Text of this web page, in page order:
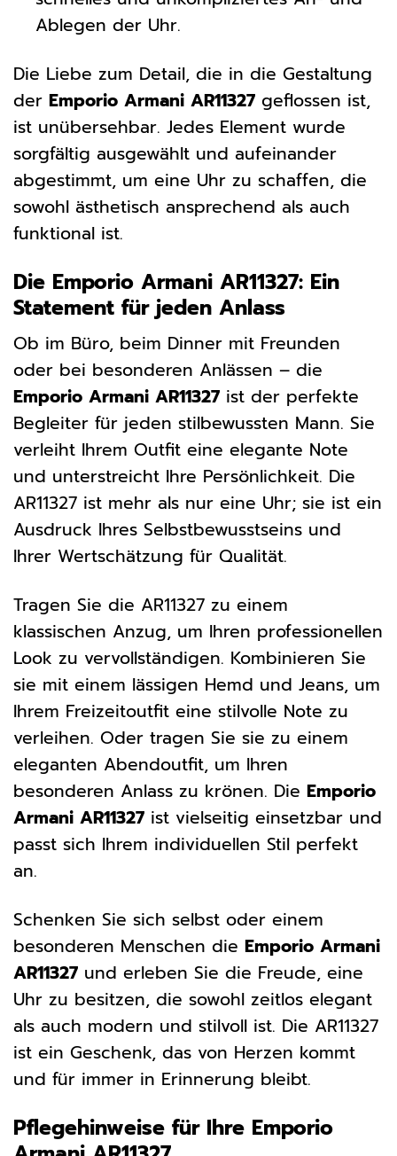
Ablegen der Uhr.
Die Liebe zum Detail, die in die Gestaltung
der Emporio Armani AR11327 geflossen ist,
ist unübersehbar. Jedes Element wurde
sorgfältig ausgewählt und aufeinander
abgestimmt, um eine Uhr zu schaffen, die
sowohl ästhetisch ansprechend als auch
funktional ist.
Die Emporio Armani AR11327: Ein
Statement für jeden Anlass
Ob im Büro, beim Dinner mit Freunden
oder bei besonderen Anlässen – die
Emporio Armani AR11327 ist der perfekte
Begleiter für jeden stilbewussten Mann. Sie
verleiht Ihrem Outfit eine elegante Note
und unterstreicht Ihre Persönlichkeit. Die
AR11327 ist mehr als nur eine Uhr; sie ist ein
Ausdruck Ihres Selbstbewusstseins und
Ihrer Wertschätzung für Qualität.
Tragen Sie die AR11327 zu einem
klassischen Anzug, um Ihren professionellen
Look zu vervollständigen. Kombinieren Sie
sie mit einem lässigen Hemd und Jeans, um
Ihrem Freizeitoutfit eine stilvolle Note zu
verleihen. Oder tragen Sie sie zu einem
eleganten Abendoutfit, um Ihren
besonderen Anlass zu krönen. Die Emporio
Armani AR11327 ist vielseitig einsetzbar und
passt sich Ihrem individuellen Stil perfekt
an.
Schenken Sie sich selbst oder einem
besonderen Menschen die Emporio Armani
AR11327 und erleben Sie die Freude, eine
Uhr zu besitzen, die sowohl zeitlos elegant
als auch modern und stilvoll ist. Die AR11327
ist ein Geschenk, das von Herzen kommt
und für immer in Erinnerung bleibt.
Pflegehinweise für Ihre Emporio